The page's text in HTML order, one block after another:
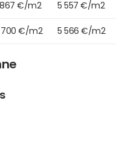
867 €/m2 5 557 €/m2
700 €/m2 5 566 €/m2